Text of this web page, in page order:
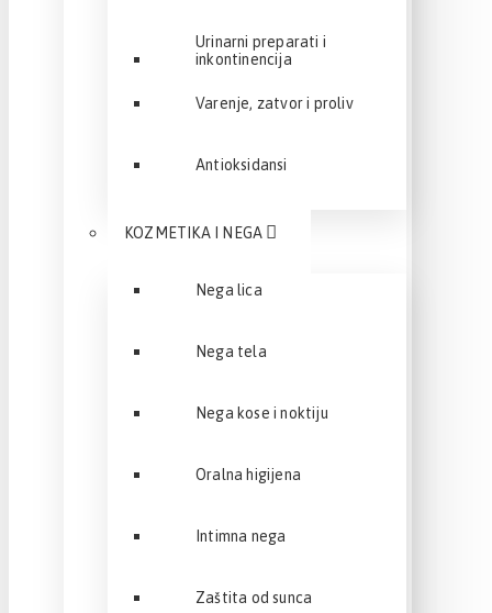
Urinarni preparati i
inkontinencija
Varenje, zatvor i proliv
Antioksidansi
KOZMETIKA I NEGA
Nega lica
Nega tela
Nega kose i noktiju
Oralna higijena
Intimna nega
Zaštita od sunca